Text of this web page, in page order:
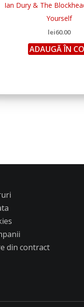
Ian Dury & The
Yourself
lei60.00
ADAUGĂ ÎN
din contract